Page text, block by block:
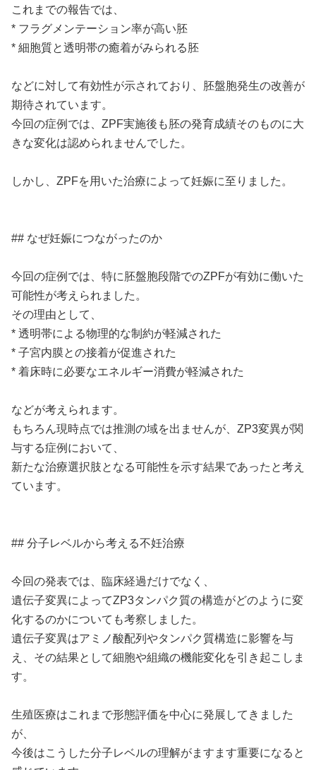
これまでの報告では、
* フラグメンテーション率が高い胚
* 細胞質と透明帯の癒着がみられる胚
などに対して有効性が示されており、胚盤胞発生の改善が
期待されています。
今回の症例では、ZPF実施後も胚の発育成績そのものに大
きな変化は認められませんでした。
しかし、ZPFを用いた治療によって妊娠に至りました。
## なぜ妊娠につながったのか
今回の症例では、特に胚盤胞段階でのZPFが有効に働いた
可能性が考えられました。
その理由として、
* 透明帯による物理的な制約が軽減された
* 子宮内膜との接着が促進された
* 着床時に必要なエネルギー消費が軽減された
などが考えられます。
もちろん現時点では推測の域を出ませんが、ZP3変異が関
与する症例において、
新たな治療選択肢となる可能性を示す結果であったと考え
ています。
## 分子レベルから考える不妊治療
今回の発表では、臨床経過だけでなく、
遺伝子変異によってZP3タンパク質の構造がどのように変
化するのかについても考察しました。
遺伝子変異はアミノ酸配列やタンパク質構造に影響を与
え、その結果として細胞や組織の機能変化を引き起こしま
す。
生殖医療はこれまで形態評価を中心に発展してきました
が、
今後はこうした分子レベルの理解がますます重要になると